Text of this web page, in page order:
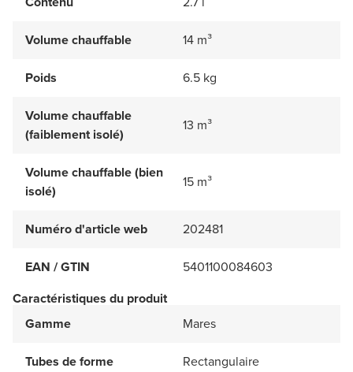
Volume chauffable 14 m³
Poids 6.5 kg
Volume chauffable
(faiblement isolé)
13 m³
Volume chauffable (bien
isolé)
15 m³
Numéro d'article web 202481
EAN / GTIN
5401100084603
Caractéristiques du produit
Gamme
Mares
Tubes de forme Rectangulaire